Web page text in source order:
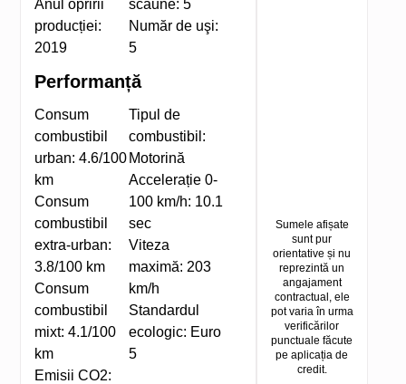
Anul opririi
producției:
2019
scaune:5
Număr de uşi:
5
Performanță
Consum
combustibil
urban:4.6/100
km
Consum
combustibil
extra-urban:
3.8/100 km
Consum
combustibil
mixt:4.1/100
km
Emisii CO2:
Tipul de
combustibil:
Motorină
Accelerație 0-
100 km/h: 10.1
sec
Viteza
maximă: 203
km/h
Standardul
ecologic: Euro
5
Sumele afișate
sunt pur
orientative și nu
reprezintă un
angajament
contractual, ele
pot varia în urma
verificărilor
punctuale făcute
pe aplicația de
credit.